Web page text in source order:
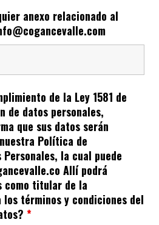
anexo relacionado al
de la Ley 1581 de
de datos personales,
que sus datos serán
Política de
la cual puede
Allí podrá
como titular de la
términos y condiciones del
*